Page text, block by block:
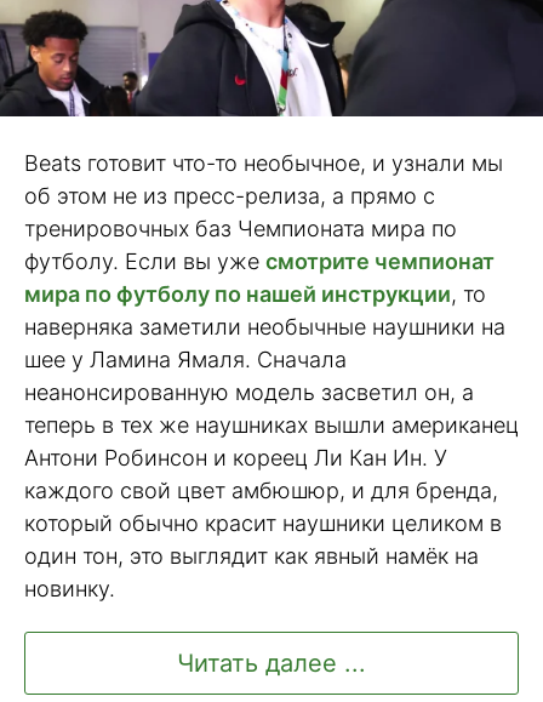
Beats готовит что-то необычное, и узнали мы
об этом не из пресс-релиза, а прямо с
тренировочных баз Чемпионата мира по
футболу. Если вы уже смотрите чемпионат
мира по футболу по нашей инструкции, то
наверняка заметили необычные наушники на
шее у Ламина Ямаля. Сначала
неанонсированную модель засветил он, а
теперь в тех же наушниках вышли американец
Антони Робинсон и кореец Ли Кан Ин. У
каждого свой цвет амбюшюр, и для бренда,
который обычно красит наушники целиком в
один тон, это выглядит как явный намёк на
новинку.
Читать далее ...